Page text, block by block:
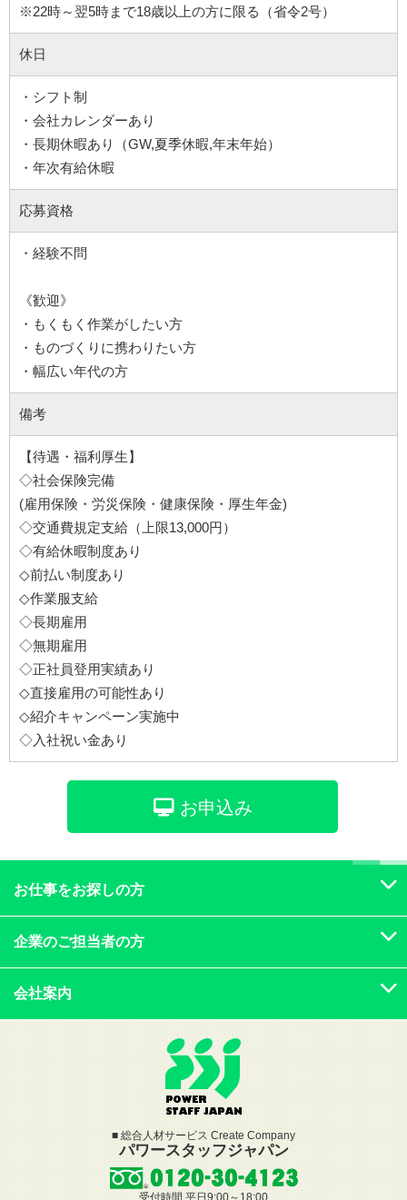
※22時～翌5時まで18歳以上の方に限る（省令2号）
休日
・シフト制
・会社カレンダーあり
・長期休暇あり（GW,夏季休暇,年末年始）
・年次有給休暇
応募資格
・経験不問
《歓迎》
・もくもく作業がしたい方
・ものづくりに携わりたい方
・幅広い年代の方
備考
【待遇・福利厚生】
◇社会保険完備
(雇用保険・労災保険・健康保険・厚生年金)
◇交通費規定支給（上限13,000円）
◇有給休暇制度あり
◇前払い制度あり
◇作業服支給
◇長期雇用
◇無期雇用
◇正社員登用実績あり
◇直接雇用の可能性あり
◇紹介キャンペーン実施中
◇入社祝い金あり
お申込み
お仕事をお探しの方
企業のご担当者の方
会社案内
■ 総合人材サービス Create Company
パワースタッフジャパン
受付時間 平日9:00～18:00